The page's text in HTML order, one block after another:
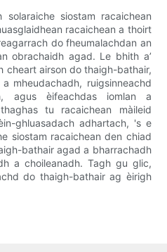
siostam racaichean
racaichean a thoirt
do fheumalachdan an
obrachaidh agad. Le bhith a’
cheart airson do thaigh-bathair,
mheudachadh, ruigsinneachd
agus èifeachdas iomlan a
tu racaichean màileid
ghluasadach adhartach, 's e
siostam racaichean den chiad
bathair agad a bharrachadh
a choileanadh. Tagh gu glic,
do thaigh-bathair ag èirigh